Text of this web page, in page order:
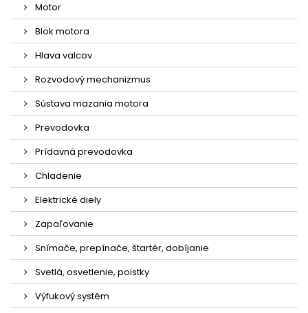
Motor
Blok motora
Hlava valcov
Rozvodový mechanizmus
Sústava mazania motora
Prevodovka
Prídavná prevodovka
Chladenie
Elektrické diely
Zapaľovanie
Snímače, prepínače, štartér, dobíjanie
Svetlá, osvetlenie, poistky
Výfukový systém